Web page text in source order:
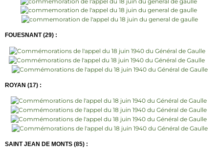
FOUESNANT (29) :
ROYAN (17) :
SAINT JEAN DE MONTS (85) :